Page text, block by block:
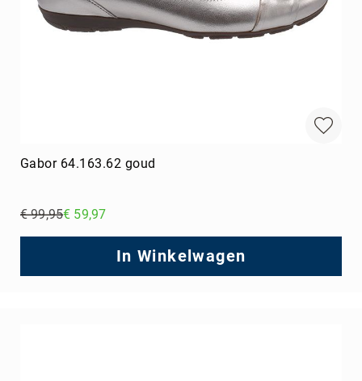
Gabor 64.163.62 goud
€ 99,95€ 59,97
In Winkelwagen